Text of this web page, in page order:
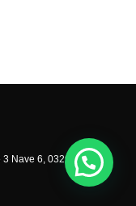
3 Nave 6, 03293 la